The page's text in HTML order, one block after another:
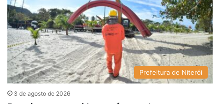
Prefeitura de Niterói
3 de agosto de 2026